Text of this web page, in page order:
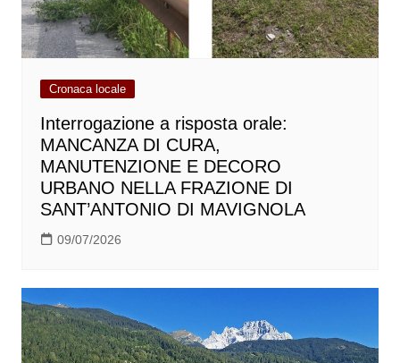
Cronaca locale
Interrogazione a risposta orale:
MANCANZA DI CURA,
MANUTENZIONE E DECORO
URBANO NELLA FRAZIONE DI
SANT’ANTONIO DI MAVIGNOLA
09/07/2026